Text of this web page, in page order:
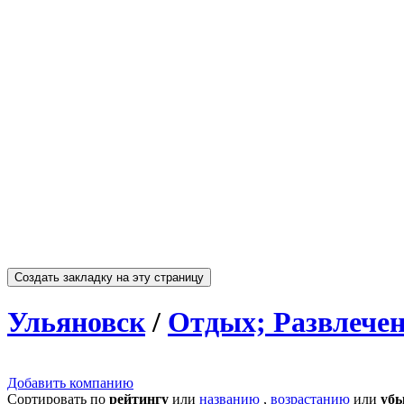
Ульяновск/ Отдых;
Добавить компанию
Сортировать по рейтингу или названию , возрастанию или